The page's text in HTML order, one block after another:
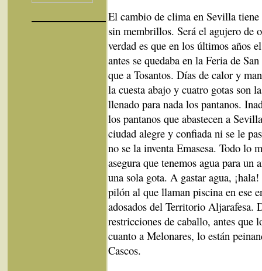
El cambio de clima en Sevilla
sin membrillos. Será el agujero de
verdad es que en los últimos años
antes se quedaba en la Feria de
que a Tosantos. Días de calor y
la cuesta abajo y cuatro gotas son
llenado para nada los pantanos.
los pantanos que abastecen a
ciudad alegre y confiada ni se le
no se la inventa Emasesa. Todo lo
asegura que tenemos agua para un
una sola gota. A gastar agua,
pilón al que llaman piscina en ese
adosados del Territorio Aljarafesa.
restricciones de caballo, antes que
cuanto a Melonares, lo están
Cascos.